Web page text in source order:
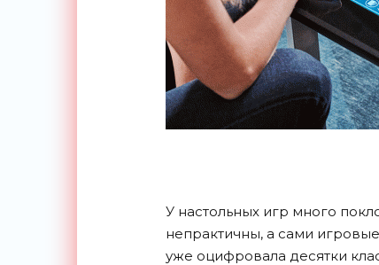
У настольных игр много
непрактичны, а сами
уже оцифровала десятки